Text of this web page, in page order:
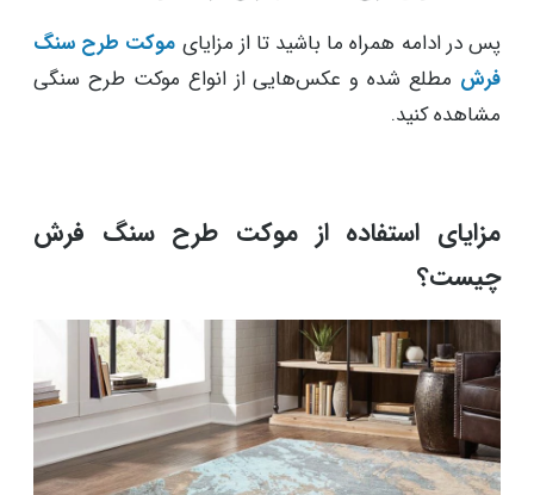
پس در ادامه همراه ما باشید تا از مزایایموکت طرح سنگ
فرشمطلع شده و عکس‌هایی از انواع موکت طرح سنگی
مشاهده کنید.
مزایای استفاده از موکت طرح سنگ فرش
چیست؟